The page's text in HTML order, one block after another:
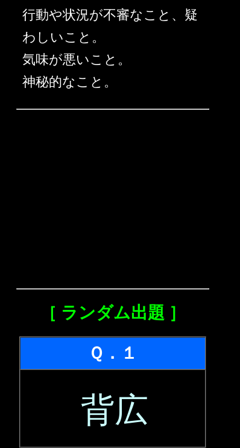
行動や状況が不審なこと、疑
わしいこと。
気味が悪いこと。
神秘的なこと。
［ ランダム出題 ］
Ｑ．１
背広